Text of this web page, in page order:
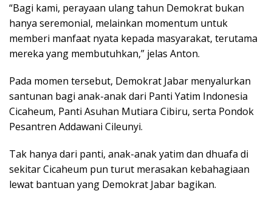
“Bagi kami, perayaan ulang tahun Demokrat bukan
hanya seremonial, melainkan momentum untuk
memberi manfaat nyata kepada masyarakat, terutama
mereka yang membutuhkan,” jelas Anton.
Pada momen tersebut, Demokrat Jabar menyalurkan
santunan bagi anak-anak dari Panti Yatim Indonesia
Cicaheum, Panti Asuhan Mutiara Cibiru, serta Pondok
Pesantren Addawani Cileunyi.
Tak hanya dari panti, anak-anak yatim dan dhuafa di
sekitar Cicaheum pun turut merasakan kebahagiaan
lewat bantuan yang Demokrat Jabar bagikan.